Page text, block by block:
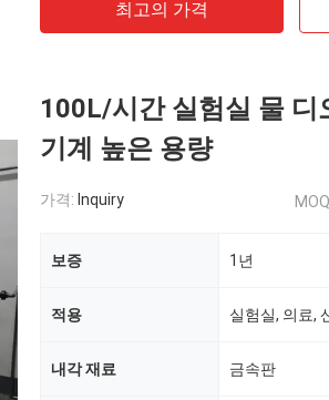
최고의 가격
100L/시간 실험실 물 디
기계 높은 용량
가격: Inquiry
보증 1년
적용 실험실, 의료,
내각 재료 금속판